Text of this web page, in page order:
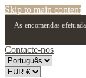
Skip to main content
As encomendas
Contacte-nos